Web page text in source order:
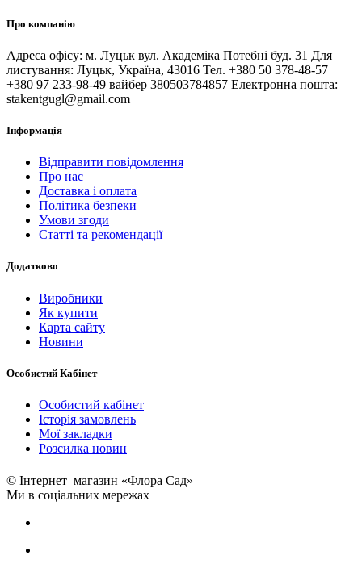
Про компанію
Адреса офісу: м. Луцьк вул. Академіка Потебні буд. 31 Для
листування: Луцьк, Україна, 43016 Тел. +380 50 378-48-57
+380 97 233-98-49 вайбер 380503784857 Електронна пошта:
stakentgugl@gmail.com
Інформація
Відправити повідомлення
Про нас
Доставка і оплата
Політика безпеки
Умови згоди
Статті та рекомендації
Додатково
Виробники
Як купити
Карта сайту
Новини
Особистий Кабінет
Особистий кабінет
Історія замовлень
Мої закладки
Розсилка новин
© Інтернет–магазин «Флора Сад»
Ми в соціальних мережах